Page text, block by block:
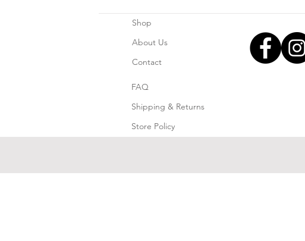
Shop
About Us
Contact
FAQ
Shipping & Returns
Store Policy